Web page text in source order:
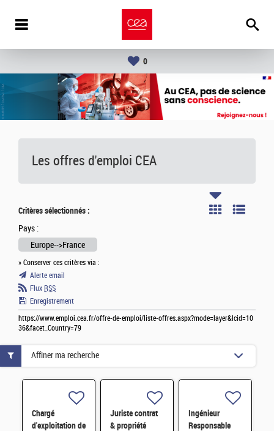
0
Les offres d'emploi CEA
Critères sélectionnés :
Pays :
Europe-->France
» Conserver ces critères via :
Alerte email
Flux RSS
Enregistrement
https://www.emploi.cea.fr/offre-de-emploi/liste-offres.aspx?mode=layer&lcid=10
36&facet_Country=79
Chargé
d'exploitation de
Juriste contrat
& propriété
Ingénieur
Responsable
Affiner ma recherche